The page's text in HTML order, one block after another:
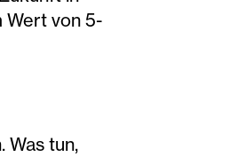
Wert von 5-
Was tun,